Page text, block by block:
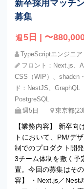
新卒採用マッチ
募集
週 5日 | 〜
TypeScriptエンジニア
フロント：Next.js、
CSS（WIP）、shadcn
ド：NestJS、GraphQL
PostgreSQL
週5日
東京都(23
【業務内容】 新卒向
トにおいて、PM/デ
制でのプロダクト開
3チーム体制を敷く予
置。今回の募集はそ
容】 ・Next.js／